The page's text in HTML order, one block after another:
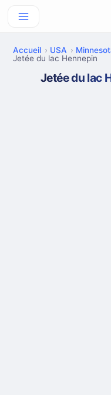
Accueil USA
Jetée du lac Hennepin
Jetée du lac